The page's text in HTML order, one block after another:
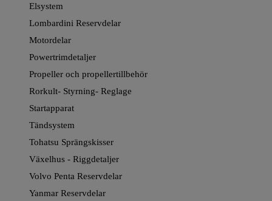
Elsystem
Lombardini Reservdelar
Motordelar
Powertrimdetaljer
Propeller och propellertillbehör
Rorkult- Styrning- Reglage
Startapparat
Tändsystem
Tohatsu Sprängskisser
Växelhus - Riggdetaljer
Volvo Penta Reservdelar
Yanmar Reservdelar